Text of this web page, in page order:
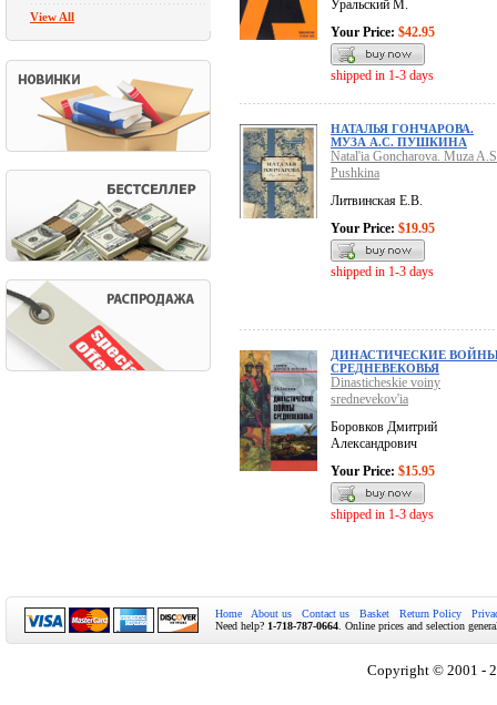
View All
Уральский М.
Your Price: $42.95
shipped in 1-3 days
НАТАЛЬЯ ГОНЧАРОВА.
МУЗА А.С. ПУШКИНА
Natal'ia Goncharova. Muza
Pushkina
Литвинская Е.В.
Your Price: $19.95
shipped in 1-3 days
ДИНАСТИЧЕСКИЕ
СРЕДНЕВЕКОВЬЯ
Dinasticheskie voiny
srednevekov'ia
Боровков Дмитрий
Александрович
Your Price: $15.95
shipped in 1-3 days
Home About us Contact us Basket Return Policy
Need help? 1-718-787-0664 . Online prices and selection
Copyright © 2001 -